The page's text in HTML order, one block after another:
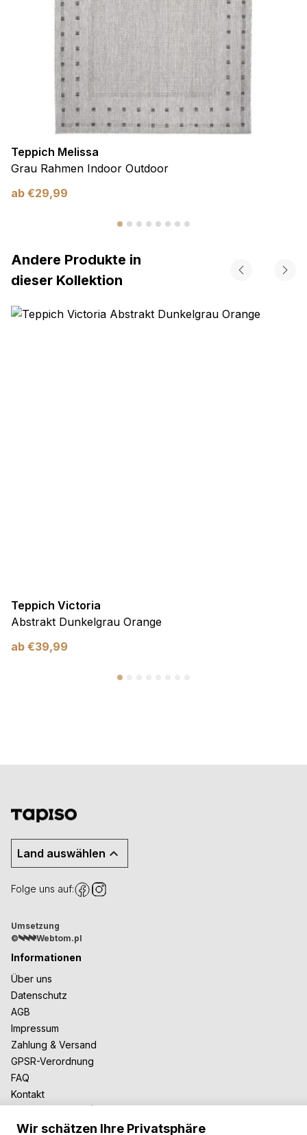
Teppich Melissa
Grau Rahmen Indoor Outdoor
ab €29,99
Andere Produkte in
dieser Kollektion
Teppich Victoria
Abstrakt Dunkelgrau Orange
ab €39,99
Land auswählen
Folge uns auf:
Umsetzung
©
Webtom.pl
Informationen
Über uns
Datenschutz
AGB
Impressum
Zahlung & Versand
GPSR-Verordnung
FAQ
Kontakt
Zusammenarbeit
Für Blogger
Wir schätzen Ihre Privatsphäre